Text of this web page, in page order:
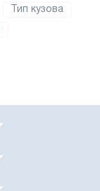
Тип кузова